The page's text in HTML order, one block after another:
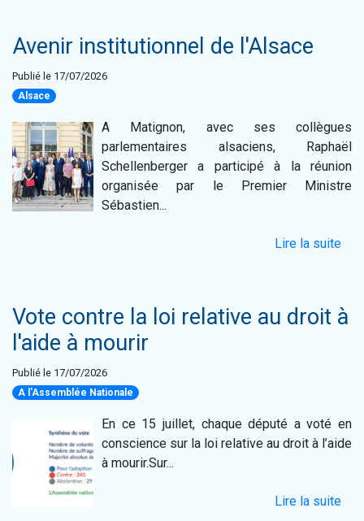
Avenir institutionnel de l'Alsace
Publié le 17/07/2026
Alsace
A Matignon, avec ses collègues
parlementaires alsaciens, Raphaël
Schellenberger a participé à la réunion
organisée par le Premier Ministre
Sébastien...
Lire la suite
Vote contre la loi relative au droit à
l'aide à mourir
Publié le 17/07/2026
A l'Assemblée Nationale
En ce 15 juillet, chaque député a voté en
conscience sur la loi relative au droit à l’aide
à mourir.Sur...
Lire la suite